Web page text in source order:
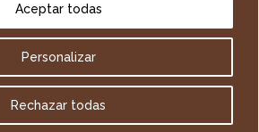
Personalizar
Rechazar todas
Aceptar todas
- 2026 - José Luis Giménez